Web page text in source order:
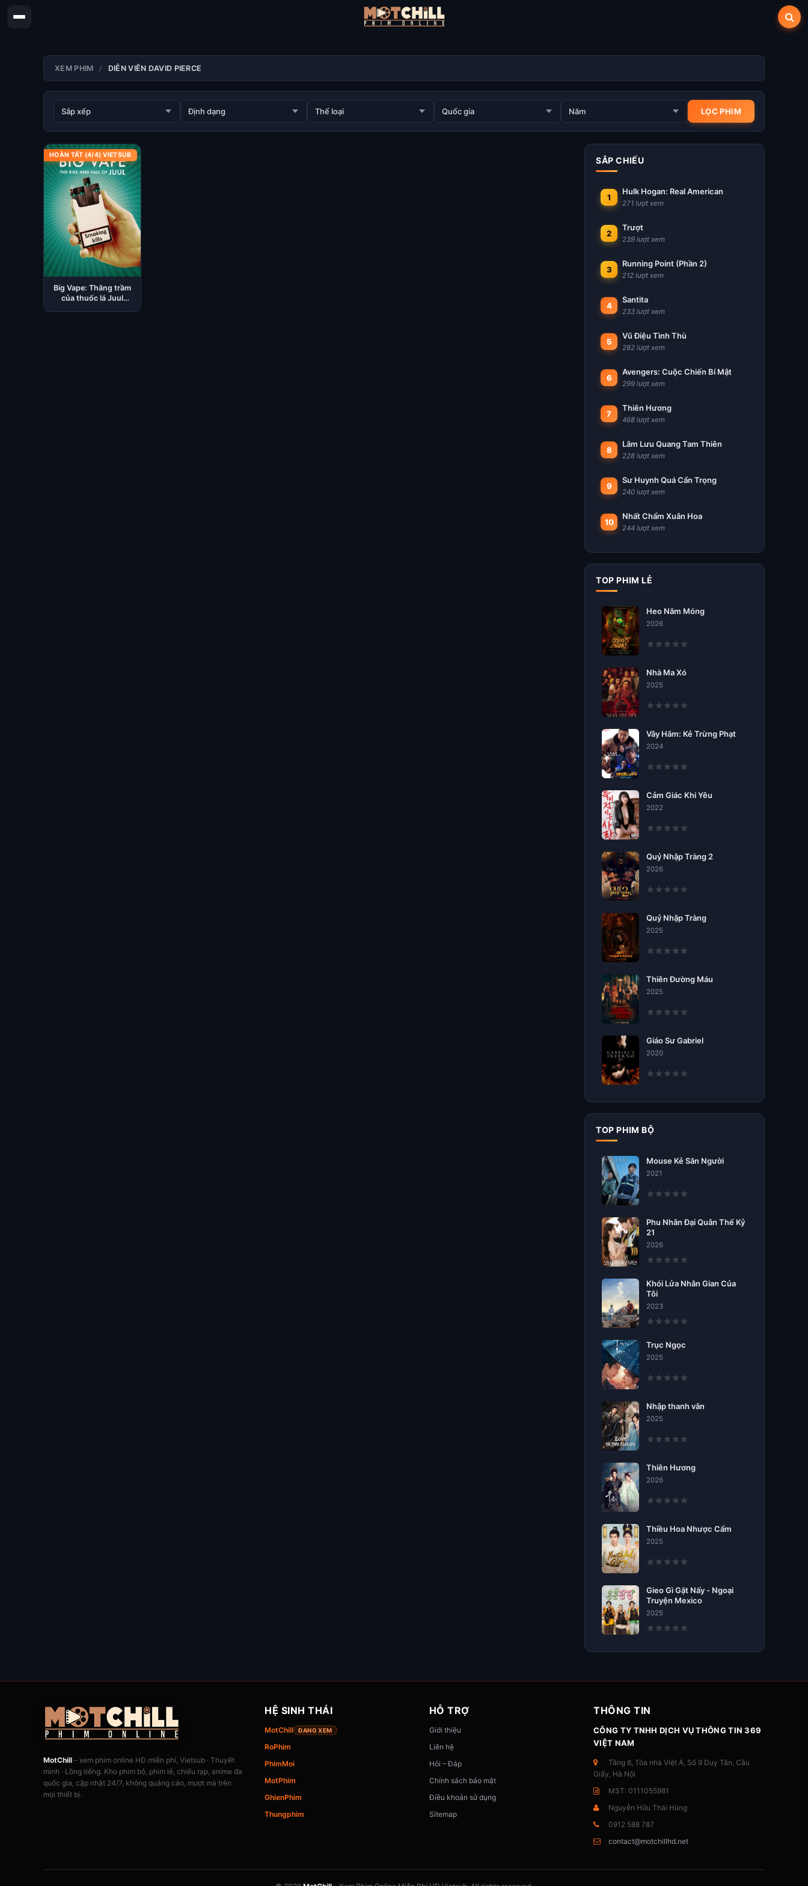
XEM PHIM DIỄN VIÊN DAVID PIERCE
HOÀN TẤT (4/4) VIETSUB
Big Vape: Thăng trầm
của thuốc lá Juul
SẮP CHIẾU
1
Hulk Hogan: Real American
271 lượt xem
2
Trượt
239 lượt xem
3
Running Point (Phần 2)
212 lượt xem
4
Santita
233 lượt xem
5
Vũ Điệu Tình Thù
282 lượt xem
6
Avengers: Cuộc Chiến Bí Mật
299 lượt xem
7
Thiên Hương
468 lượt xem
8
Lãm Lưu Quang Tam Thiên
228 lượt xem
9
Sư Huynh Quá Cẩn Trọng
240 lượt xem
10
Nhất Chẩm Xuân Hoa
244 lượt xem
TOP PHIM LẺ
Heo Năm Móng
2026
Nhà Ma Xó
2025
Vây Hãm: Kẻ Trừng Phạt
2024
Cảm Giác Khi Yêu
2022
Quỷ Nhập Tràng 2
2026
Quỷ Nhập Tràng
2025
Thiên Đường Máu
2025
Giáo Sư Gabriel
2020
TOP PHIM BỘ
Mouse Kẻ Săn Người
2021
Phu Nhân Đại Quân Thế Kỷ
21
2026
Khói Lửa Nhân Gian Của
Tôi
2023
Trục Ngọc
2025
Nhập thanh vân
2025
Thiên Hương
2026
Thiều Hoa Nhược Cẩm
2025
Gieo Gì Gặt Nấy - Ngoại
Truyện Mexico
2025
MotChill – xem phim online HD miễn phí, Vietsub · Thuyết
minh · Lồng tiếng. Kho phim bộ, phim lẻ, chiếu rạp, anime đa
quốc gia, cập nhật 24/7, không quảng cáo, mượt mà trên
mọi thiết bị.
HỆ SINH THÁI
MotChill ĐANG XEM
RoPhim
PhimMoi
MotPhim
GhienPhim
Thungphim
HỖ TRỢ
Giới thiệu
Liên hệ
Hỏi – Đáp
Chính sách bảo mật
Điều khoản sử dụng
Sitemap
THÔNG TIN
CÔNG TY TNHH DỊCH VỤ THÔNG TIN 369
VIỆT NAM
Tầng 6, Tòa nhà Việt Á, Số 9 Duy Tân, Cầu
Giấy, Hà Nội
MST: 0111055981
Nguyễn Hữu Thái Hùng
0912 588 787
contact@motchillhd.net